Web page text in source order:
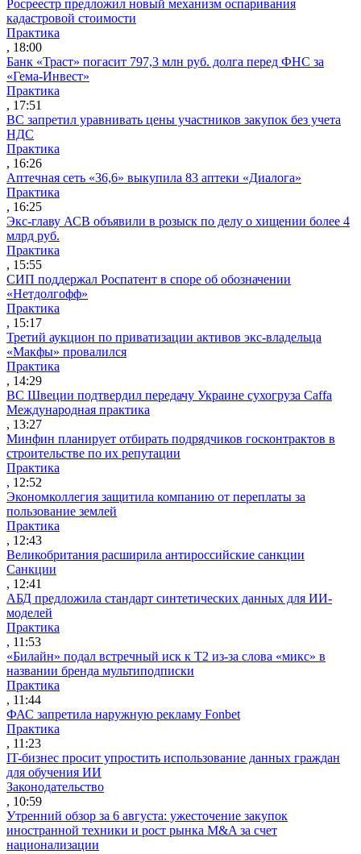
Росреестр предложил новый механизм оспаривания
кадастровой стоимости
Практика
, 18:00
Банк «Траст» погасит 797,3 млн руб. долга перед ФНС за
«Гема-Инвест»
Практика
, 17:51
ВС запретил уравнивать цены участников закупок без учета
НДС
Практика
, 16:26
Аптечная сеть «36,6» выкупила 83 аптеки «Диалога»
Практика
, 16:25
Экс-главу АСВ объявили в розыск по делу о хищении более 4
млрд руб.
Практика
, 15:55
СИП поддержал Роспатент в споре об обозначении
«Нетдолгофф»
Практика
, 15:17
Третий аукцион по приватизации активов экс-владельца
«Макфы» провалился
Практика
, 14:29
ВС Швеции подтвердил передачу Украине сухогруза Caffa
Международная практика
, 13:27
Минфин планирует отбирать подрядчиков госконтрактов в
строительстве по их репутации
Практика
, 12:52
Экономколлегия защитила компанию от переплаты за
пользование землей
Практика
, 12:43
Великобритания расширила антироссийские санкции
Санкции
, 12:41
АБД предложила стандарт синтетических данных для ИИ-
моделей
Практика
, 11:53
«Билайн» подал встречный иск к Т2 из-за слова «микс» в
названии бренда мультиподписки
Практика
, 11:44
ФАС запретила наружную рекламу Fonbet
Практика
, 11:23
IT-бизнес просит упростить использование данных граждан
для обучения ИИ
Законодательство
, 10:59
Утренний обзор за 6 августа: ужесточение закупок
иностранной техники и рост рынка M&A за счет
национализации